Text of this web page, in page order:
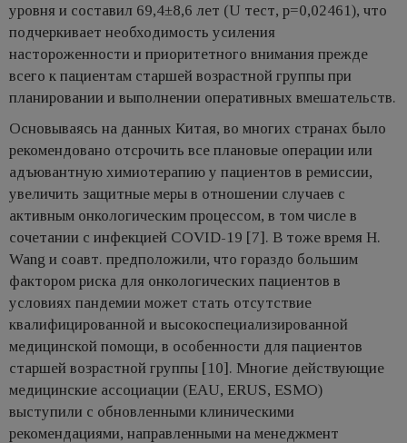
уровня и составил 69,4±8,6 лет (U тест, р=0,02461), что
подчеркивает необходимость усиления
настороженности и приоритетного внимания прежде
всего к пациентам старшей возрастной группы при
планировании и выполнении оперативных вмешательств.
Основываясь на данных Китая, во многих странах было
рекомендовано отсрочить все плановые операции или
адъювантную химиотерапию у пациентов в ремиссии,
увеличить защитные меры в отношении случаев с
активным онкологическим процессом, в том числе в
сочетании с инфекцией COVID-19 [7]. В тоже время H.
Wang и соавт. предположили, что гораздо большим
фактором риска для онкологических пациентов в
условиях пандемии может стать отсутствие
квалифицированной и высокоспециализированной
медицинской помощи, в особенности для пациентов
старшей возрастной группы [10]. Многие действующие
медицинские ассоциации (EAU, ERUS, ESMO)
выступили с обновленными клиническими
рекомендациями, направленными на менеджмент